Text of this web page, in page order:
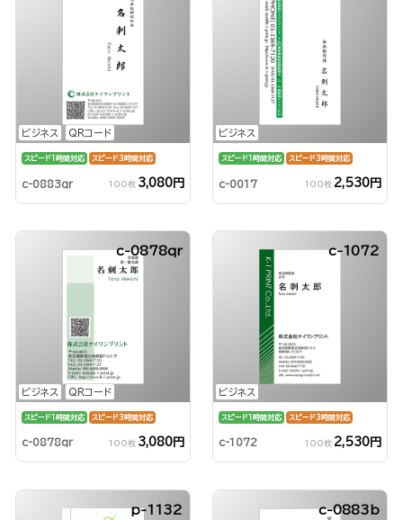
ビジネス QRコード
スピード1時間対応 スピード3時間対応
c-0883qr 100枚 3,080円
ビジネス
スピード1時間対応 スピード3時間対応
c-0017 100枚 2,530円
ビジネス QRコード
c-0878qr
スピード1時間対応 スピード3時間対応
c-0878qr 100枚 3,080円
ビジネス
c-1072
スピード1時間対応 スピード3時間対応
c-1072 100枚 2,530円
p-1132 c-0883b